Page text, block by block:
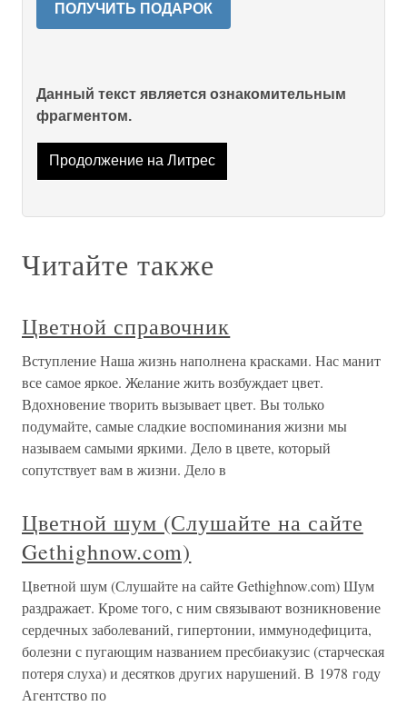
ПОЛУЧИТЬ ПОДАРОК
Данный текст является ознакомительным
фрагментом.
Продолжение на Литрес
Читайте также
Цветной справочник
Вступление Наша жизнь наполнена красками. Нас манит
все самое яркое. Желание жить возбуждает цвет.
Вдохновение творить вызывает цвет. Вы только
подумайте, самые сладкие воспоминания жизни мы
называем самыми яркими. Дело в цвете, который
сопутствует вам в жизни. Дело в
Цветной шум (Слушайте на сайте
Gethighnow.com)
Цветной шум (Слушайте на сайте Gethighnow.com) Шум
раздражает. Кроме того, с ним связывают возникновение
сердечных заболеваний, гипертонии, иммунодефицита,
болезни с пугающим названием пресбиакузис (старческая
потеря слуха) и десятков других нарушений. В 1978 году
Агентство по